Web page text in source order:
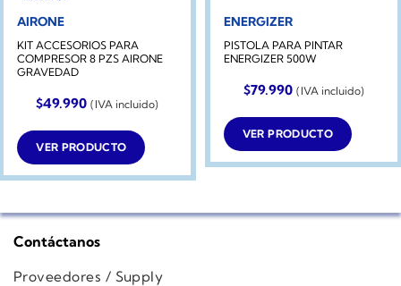
AIRONE
KIT ACCESORIOS PARA
COMPRESOR 8 PZS AIRONE
GRAVEDAD
$49.990 (IVA incluido)
VER PRODUCTO
ENERGIZER
PISTOLA PARA PINTAR
ENERGIZER 500W
$79.990 (IVA incluido)
VER PRODUCTO
Contáctanos
Proveedores / Supply